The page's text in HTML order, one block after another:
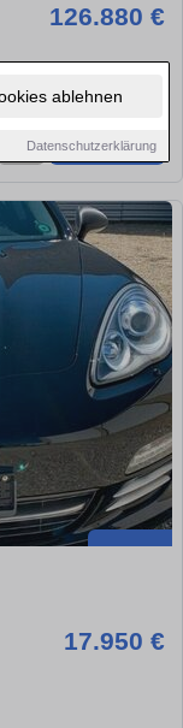
ablehnen
Datenschutzerklärung
126.880 €
(700 PS)
➜
17.950 €